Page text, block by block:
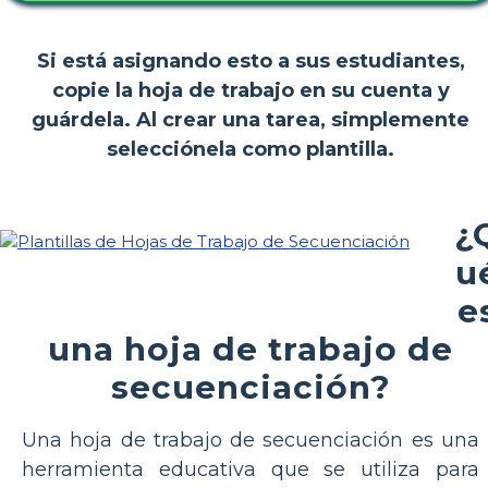
Si está asignando esto a sus estudiantes,
copie la hoja de trabajo en su cuenta y
guárdela. Al crear una tarea, simplemente
selecciónela como plantilla.
una hoja de trabajo de
secuenciación?
Una hoja de trabajo de secuenciación es una
herramienta educativa que se utiliza para